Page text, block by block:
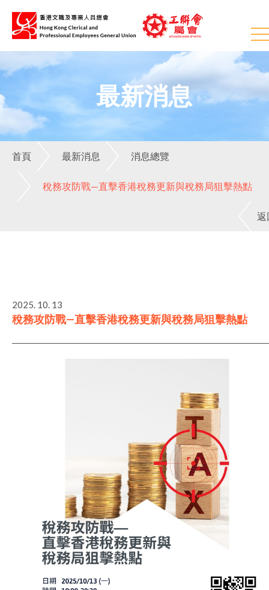
最新消息
首頁 最新消息 消息總覽
稅務攻防戰—直擊香港稅務更新與稅務局狙擊熱點
返
2025. 10. 13
稅務攻防戰—直擊香港稅務更新與稅務局狙擊熱點